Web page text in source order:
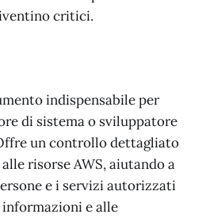
critici.
indispensabile per
di sistema o sviluppatore
un controllo dettagliato
risorse AWS, aiutando a
e i servizi autorizzati
informazioni e alle